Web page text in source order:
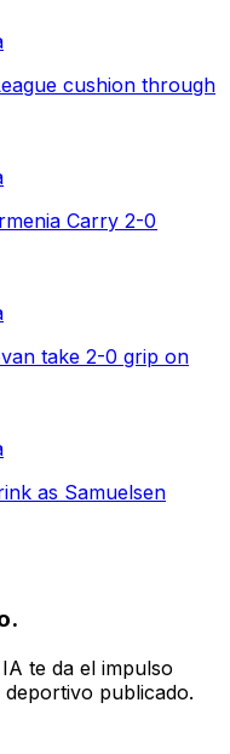
cushion through
Carry 2-0
take 2-0 grip on
as Samuelsen
te da el impulso
publicado.